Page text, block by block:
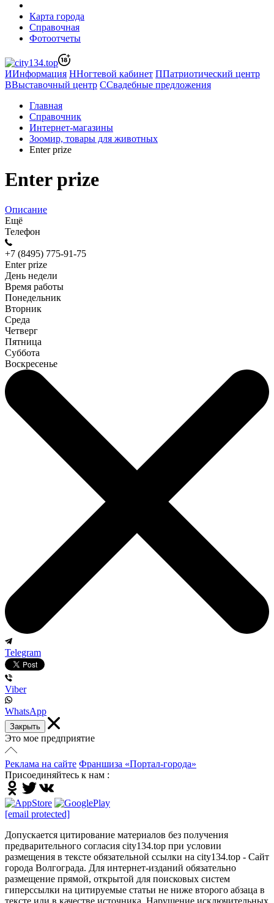
Карта города
Справочная
Фотоотчеты
ИИнформация ННогтевой кабинет ППатриотический центр
ВВыставочный центр ССвадебные предложения
Главная
Справочник
Интернет-магазины
Зоомир, товары для животных
Enter prize
Enter prize
Описание
Ещё
Телефон
+7 (8495) 775-91-75
Enter prize
День недели
Время работы
Понедельник
Вторник
Среда
Четверг
Пятница
Суббота
Воскресенье
Telegram
Viber
WhatsApp
Закрыть
Это мое предприятие
Реклама на сайте Франшиза «Портал-города»
Присоединяйтесь к нам :
[email protected]
Допускается цитирование материалов без получения
предварительного согласия city134.top при условии
размещения в тексте обязательной ссылки на city134.top - Сайт
города Волгограда. Для интернет-изданий обязательно
размещение прямой, открытой для поисковых систем
гиперссылки на цитируемые статьи не ниже второго абзаца в
тексте или в качестве источника. Нарушение исключительных